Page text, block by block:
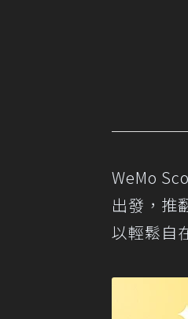
WeMo
出發，推
以輕鬆自